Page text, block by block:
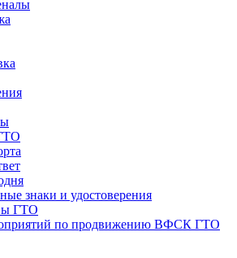
знаки и удостоверения
ГТО
по продвижению ВФСК ГТО